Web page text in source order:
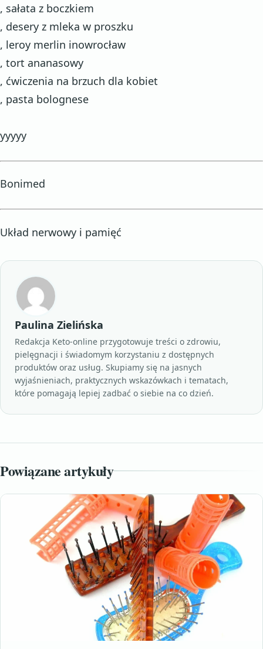
, sałata z boczkiem
, desery z mleka w proszku
, leroy merlin inowrocław
, tort ananasowy
, ćwiczenia na brzuch dla kobiet
, pasta bolognese
yyyyy
Bonimed
Układ nerwowy i pamięć
Paulina Zielińska
Redakcja Keto-online przygotowuje treści o zdrowiu,
pielęgnacji i świadomym korzystaniu z dostępnych
produktów oraz usług. Skupiamy się na jasnych
wyjaśnieniach, praktycznych wskazówkach i tematach,
które pomagają lepiej zadbać o siebie na co dzień.
Powiązane artykuły